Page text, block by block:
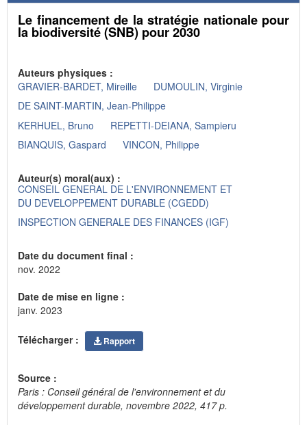
Le financement de la stratégie nationale pour
la biodiversité (SNB) pour 2030
Auteurs physiques :
GRAVIER-BARDET, Mireille
DUMOULIN, Virginie
DE SAINT-MARTIN, Jean-Philippe
KERHUEL, Bruno
REPETTI-DEIANA, Sampieru
BIANQUIS, Gaspard
VINCON, Philippe
Auteur(s) moral(aux) :
CONSEIL GENERAL DE L'ENVIRONNEMENT ET
DU DEVELOPPEMENT DURABLE (CGEDD)
INSPECTION GENERALE DES FINANCES (IGF)
Date du document final :
nov. 2022
Date de mise en ligne :
janv. 2023
Télécharger : Rapport
Source :
Paris : Conseil général de l'environnement et du
développement durable, novembre 2022, 417 p.